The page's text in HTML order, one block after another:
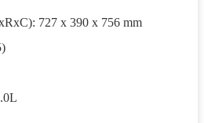
727 x 390 x 756 mm